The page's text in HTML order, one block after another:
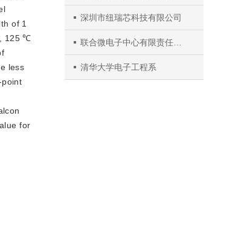
of 1
125 ℃
less
for
深圳市纽瑞芯科技有限公司
联合微电子中心有限责任公司硅基光电子中心
清华大学电子工程系